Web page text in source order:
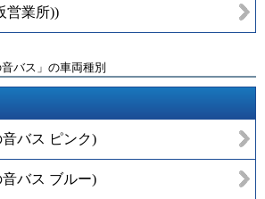
営業所))
バス」の車両種別
バス ピンク)
バス ブルー)